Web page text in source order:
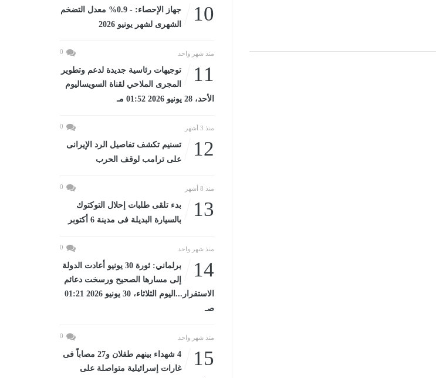
10
جهاز الإحصاء: - 0.9% معدل التضخم
الشهرى لشهر يونيو 2026
منذ شهر واحد 0
11
توجيهات رئاسية جديدة لدعم وتطوير
المجرى الملاحي لقناة السويساليوم
الأحد، 28 يونيو 2026 01:52 مـ
منذ 3 أشهر 0
12
تسنيم تكشف تفاصيل الرد الإيرانى
على ترامب لوقف الحرب
منذ 8 أشهر 0
13
بدء تلقى طلبات إحلال التوكتوك
بالسيارة البديلة فى مدينة 6 أكتوبر
منذ شهر واحد 0
14
برلماني: ثورة 30 يونيو أعادت الدولة
إلى مسارها الصحيح ورسخت دعائم
الاستقرار...اليوم الثلاثاء، 30 يونيو 2026 01:21
صـ
منذ شهر واحد 0
15
4 شهداء بينهم طفلان و27 مصاباً فى
غارات إسرائيلية متواصلة على